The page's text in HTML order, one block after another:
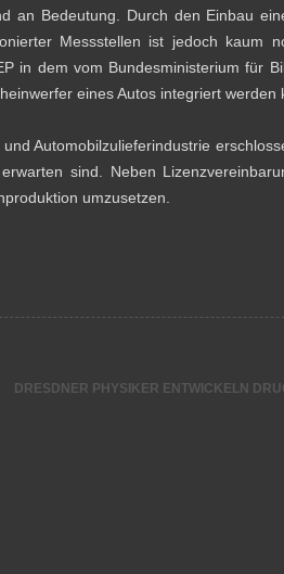
an Bedeutung. Durch den Einbau
Messstellen ist jedoch kaum
in dem vom Bundesministerium für
eines Autos integriert werden
Automobilzulieferindustrie
sind. Neben
umzusetzen.
DRESDNER PHYSIKER ENTWICKELN